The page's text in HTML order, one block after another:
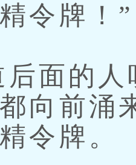
令牌！”
面的人
向前涌
令牌。